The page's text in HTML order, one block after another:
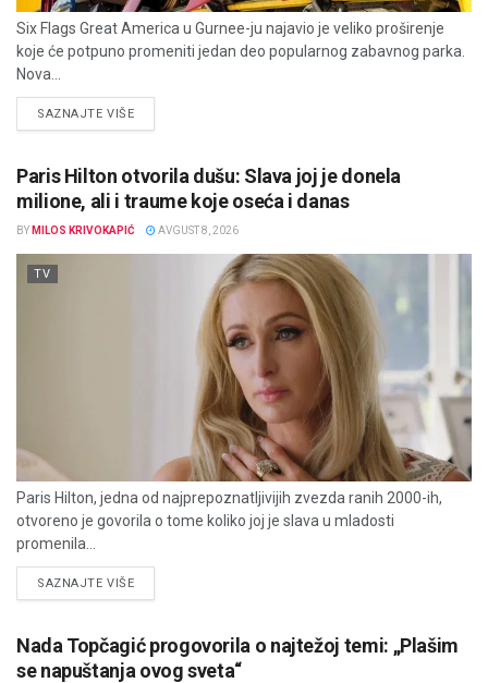
Six Flags Great America u Gurnee-ju najavio je veliko proširenje
koje će potpuno promeniti jedan deo popularnog zabavnog parka.
Nova...
SAZNAJTE VIŠEDETAILS
Paris Hilton otvorila dušu: Slava joj je donela
milione, ali i traume koje oseća i danas
BY MILOS KRIVOKAPIĆ AVGUST 8, 2026
TV
Paris Hilton, jedna od najprepoznatljivijih zvezda ranih 2000-ih,
otvoreno je govorila o tome koliko joj je slava u mladosti
promenila...
SAZNAJTE VIŠEDETAILS
Nada Topčagić progovorila o najtežoj temi: „Plašim
se napuštanja ovog sveta“